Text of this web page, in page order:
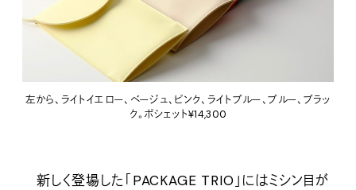
左から、ライトイエロー、ベージュ、ピンク、ライトブルー、ブルー、ブラッ
ク。ポシェット¥14,300
新しく登場した「PACKAGE TRIO」にはミシン目が